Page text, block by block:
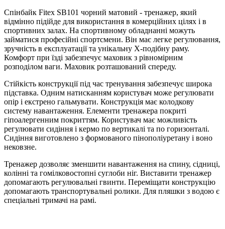
Спінбайк Fitex SB101 чорний матовий - тренажер, який
відмінно підійде для використання в комерційних цілях і в
спортивних залах. На спортивному обладнанні можуть
займатися професійні спортсмени. Він має легке регулювання,
зручність в експлуатації та унікальну Х-подібну раму.
Комфорт при їзді забезпечує маховик з рівномірним
розподілом ваги. Маховик розташований спереду.
Стійкість конструкції під час тренування забезпечує широка
підставка. Одним натисканням користувач може регулювати
опір і екстрено гальмувати. Конструкція має колодкову
систему навантаження. Елементи тренажера покриті
гіпоалергенним покриттям. Користувач має можливість
регулювати сидіння і кермо по вертикалі та по горизонталі.
Сидіння виготовлено з формованого пінополіуретану і воно
нековзне.
Тренажер дозволяє зменшити навантаження на спину, сідниці,
колінні та гомілковостопні суглоби ніг. Виставити тренажер
допомагають регулювальні гвинти. Переміщати конструкцію
допомагають транспортувальні ролики. Для пляшки з водою є
спеціальні тримачі на рамі.